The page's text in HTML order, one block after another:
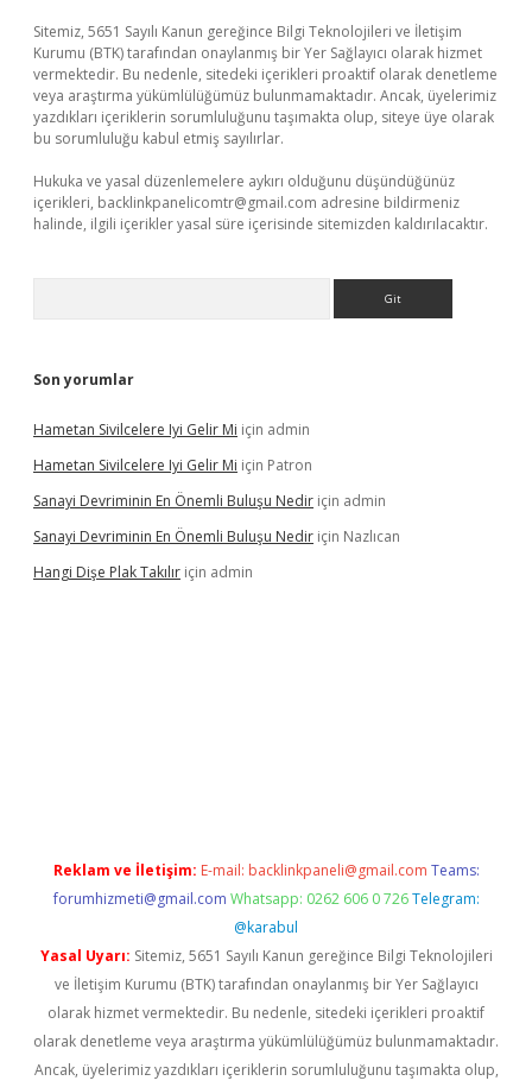
Sitemiz, 5651 Sayılı Kanun gereğince Bilgi Teknolojileri ve İletişim
Kurumu (BTK) tarafından onaylanmış bir Yer Sağlayıcı olarak hizmet
vermektedir. Bu nedenle, sitedeki içerikleri proaktif olarak denetleme
veya araştırma yükümlülüğümüz bulunmamaktadır. Ancak, üyelerimiz
yazdıkları içeriklerin sorumluluğunu taşımakta olup, siteye üye olarak
bu sorumluluğu kabul etmiş sayılırlar.
Hukuka ve yasal düzenlemelere aykırı olduğunu düşündüğünüz
içerikleri, backlinkpanelicomtr@gmail.com adresine bildirmeniz
halinde, ilgili içerikler yasal süre içerisinde sitemizden kaldırılacaktır.
Son yorumlar
Hametan Sivilcelere Iyi Gelir Mi için admin
Hametan Sivilcelere Iyi Gelir Mi için Patron
Sanayi Devriminin En Önemli Buluşu Nedir için admin
Sanayi Devriminin En Önemli Buluşu Nedir için Nazlıcan
Hangi Dişe Plak Takılır için admin
Reklam ve İletişim: E-mail: backlinkpaneli@gmail.com Teams:
forumhizmeti@gmail.com Whatsapp: 0262 606 0 726 Telegram:
@karabul
Yasal Uyarı: Sitemiz, 5651 Sayılı Kanun gereğince Bilgi Teknolojileri
ve İletişim Kurumu (BTK) tarafından onaylanmış bir Yer Sağlayıcı
olarak hizmet vermektedir. Bu nedenle, sitedeki içerikleri proaktif
olarak denetleme veya araştırma yükümlülüğümüz bulunmamaktadır.
Ancak, üyelerimiz yazdıkları içeriklerin sorumluluğunu taşımakta olup,